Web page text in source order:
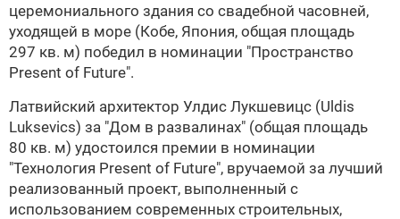
церемониального здания со свадебной часовней,
уходящей в море (Кобе, Япония, общая площадь
297 кв. м) победил в номинации "Пространство
Present of Future".
Латвийский архитектор Улдис Лукшевицс (Uldis
Luksevics) за "Дом в развалинах" (общая площадь
80 кв. м) удостоился премии в номинации
"Технология Present of Future", вручаемой за лучший
реализованный проект, выполненный с
использованием современных строительных,